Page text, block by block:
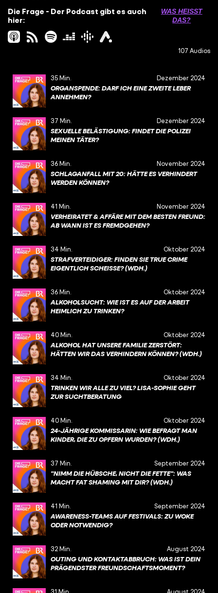
Die Frage - Der Podcast gibt es auch
hier:
WAS HEISST D
AS?
107 Audios
35 Min. Dezember 2024
ORGANSPENDE: DARF ICH EINE ZWEITE LEBER
ANNEHMEN?
37 Min. Dezember 2024
SEXUELLE BELÄSTIGUNG: FINDET DIE POLIZEI
MEINEN TÄTER?
36 Min. November 2024
SCHLAGANFALL MIT 20: HÄTTE ES VERHINDERT
WERDEN KÖNNEN?
41 Min. November 2024
VERHEIRATET & AFFÄRE MIT DEM BESTEN FREUND:
AB WANN IST ES FREMDGEHEN?
34 Min. Oktober 2024
STRAFVERTEIDIGER: FINDEN SIE TRUE CRIME
EIGENTLICH SCHEISSE? (WDH.)
36 Min. Oktober 2024
ALKOHOLSUCHT: WIE IST ES AUF DER ARBEIT
HEIMLICH ZU TRINKEN?
40 Min. Oktober 2024
ALKOHOL HAT UNSERE FAMILIE ZERSTÖRT:
HÄTTEN WIR DAS VERHINDERN KÖNNEN? (WDH.)
34 Min. Oktober 2024
TRINKEN WIR ALLE ZU VIEL? LISA-SOPHIE GEHT
ZUR SUCHTBERATUNG
40 Min. Oktober 2024
24-JÄHRIGE KOMMISSARIN: WIE BEFRAGT MAN
KINDER, DIE ZU OPFERN WURDEN? (WDH.)
37 Min. September 2024
"NIMM DIE HÜBSCHE, NICHT DIE FETTE": WAS
MACHT FAT SHAMING MIT DIR? (WDH.)
41 Min. September 2024
AWARENESS-TEAMS AUF FESTIVALS: ZU WOKE
ODER NOTWENDIG?
32 Min. August 2024
OUTING UND KONTAKTABBRUCH: WAS IST DEIN
PRÄGENDSTER FREUNDSCHAFTSMOMENT?
31 Min. August 2024